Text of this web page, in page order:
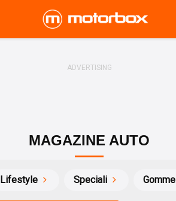
MAGAZINE AUTO
Lifestyle Speciali Gomme